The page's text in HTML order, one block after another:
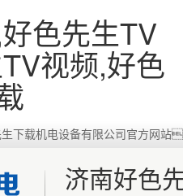
色先生TV
视频,好色
下载机电设备有限公司官方网
济南好色